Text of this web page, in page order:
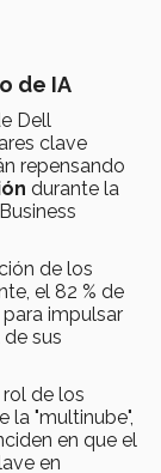
de IA
Dell
clave
repensando
durante la
de los
el 82 % de
impulsar
sus
de los
la "multinube",
en que el
en